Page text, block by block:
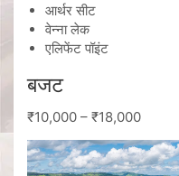
आर्थर सीट
वेन्ना लेक
एलिफेंट पॉइंट
बजट
₹10,000 – ₹18,000